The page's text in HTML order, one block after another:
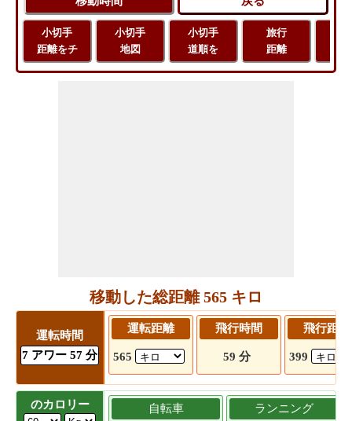
小切手
距離をチ
小切手
地図
小切手
道順を
旅行
距離
移動した総距離 565 キロ
運転時間
7 アワー 57 分
運転距離
565
飛行時間
59 分
飛行距離
399
のカロリー
自転車
ランニング